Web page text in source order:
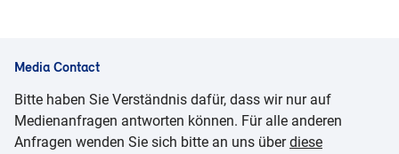
Media Contact
Bitte haben Sie Verständnis dafür, dass wir nur auf
Medienanfragen antworten können. Für alle anderen
Anfragen wenden Sie sich bitte an uns überdiese